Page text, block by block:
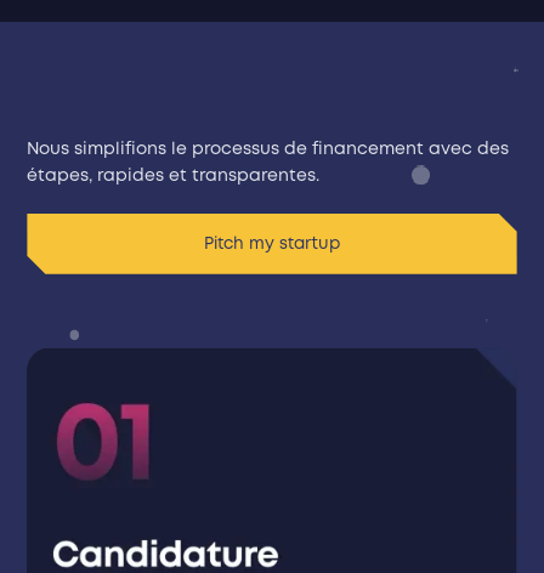
Nous simplifions le processus de financement avec des
étapes, rapides et transparentes.
Pitch my startup